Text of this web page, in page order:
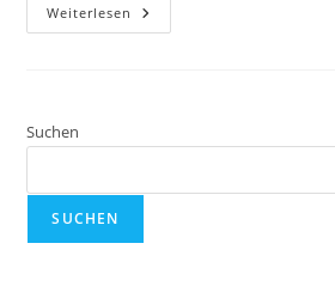
Weiterlesen Omlette
Mit
Suchen
SUCHEN